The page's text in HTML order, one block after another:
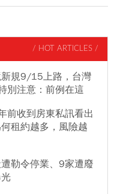
/ HOT ARTICLES /
規9/15上路，台灣
別注意：前例在這
前收到房東私訊看出
租約越多，風險越
勒令停業、9家遭廢